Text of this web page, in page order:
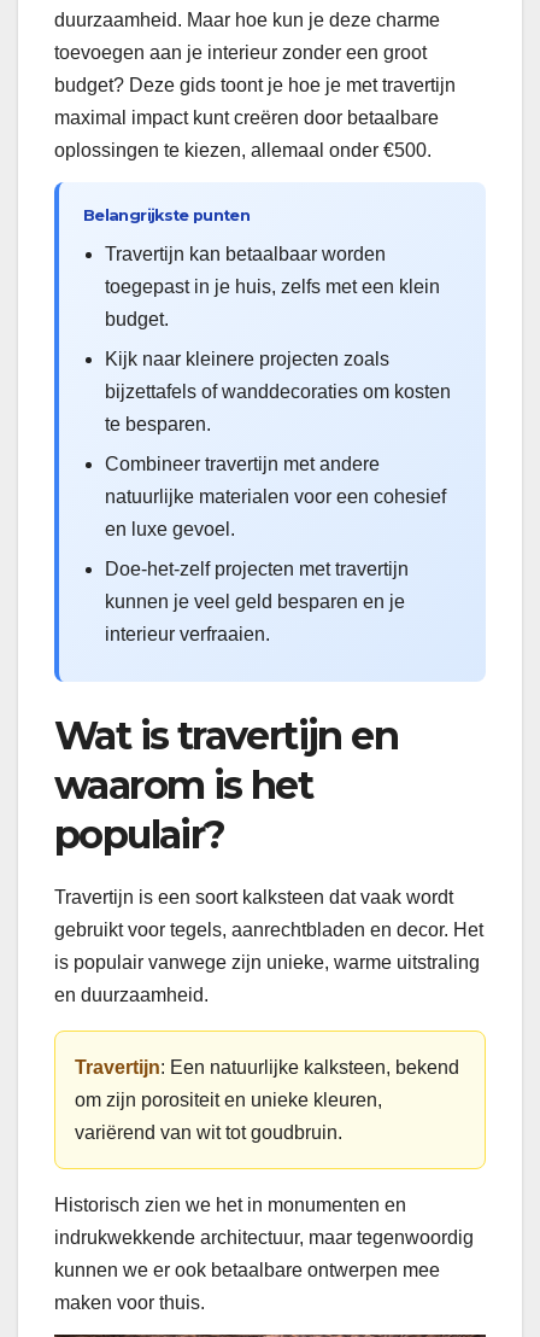
duurzaamheid. Maar hoe kun je deze charme
toevoegen aan je interieur zonder een groot
budget? Deze gids toont je hoe je met travertijn
maximal impact kunt creëren door betaalbare
oplossingen te kiezen, allemaal onder €500.
Belangrijkste punten
Travertijn kan betaalbaar worden
toegepast in je huis, zelfs met een klein
budget.
Kijk naar kleinere projecten zoals
bijzettafels of wanddecoraties om kosten
te besparen.
Combineer travertijn met andere
natuurlijke materialen voor een cohesief
en luxe gevoel.
Doe-het-zelf projecten met travertijn
kunnen je veel geld besparen en je
interieur verfraaien.
Wat is travertijn en
waarom is het
populair?
Travertijn is een soort kalksteen dat vaak wordt
gebruikt voor tegels, aanrechtbladen en decor. Het
is populair vanwege zijn unieke, warme uitstraling
en duurzaamheid.
Travertijn: Een natuurlijke kalksteen, bekend
om zijn porositeit en unieke kleuren,
variërend van wit tot goudbruin.
Historisch zien we het in monumenten en
indrukwekkende architectuur, maar tegenwoordig
kunnen we er ook betaalbare ontwerpen mee
maken voor thuis.